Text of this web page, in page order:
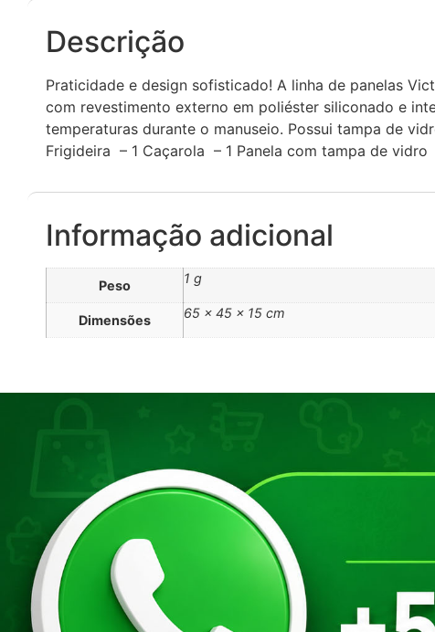
Descrição
Praticidade e design sofisticado! A linha de panelas
com revestimento externo em poliéster siliconado e
temperaturas durante o manuseio. Possui tampa de
Frigideira – 1 Caçarola – 1 Panela com tampa de
Informação adicional
Peso 1 g
Dimensões 65 × 45 × 15 cm